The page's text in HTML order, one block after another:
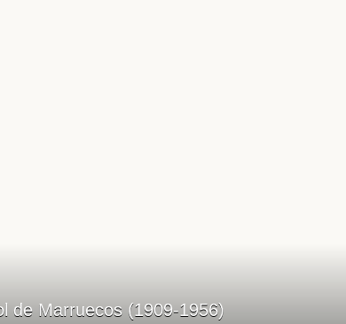
de Marruecos (1909-1956)